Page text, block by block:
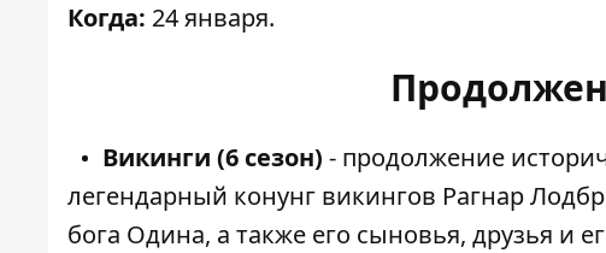
Когда: 24 января.
Викинги (6 сезон) - продолжение
легендарный конунг викингов Рагнар
бога Одина, а также его сыновья, друзья и